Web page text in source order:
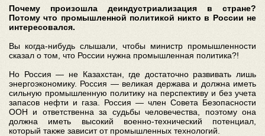
Почему произошла деиндустриализация в стране?
Потому что промышленной политикой никто в России не
интересовался.
Вы когда-нибудь слышали, чтобы министр промышленности
сказал о том, что России нужна промышленная политика?!
Но Россия — не Казахстан, где достаточно развивать лишь
энергоэкономику. Россия — великая держава и должна иметь
сильную промышленную политику на перспективу и без учета
запасов нефти и газа. Россия — член Совета Безопасности
ООН и ответственна за судьбы человечества, поэтому она
должна иметь высокий военно-технический потенциал,
который также зависит от промышленных технологий.